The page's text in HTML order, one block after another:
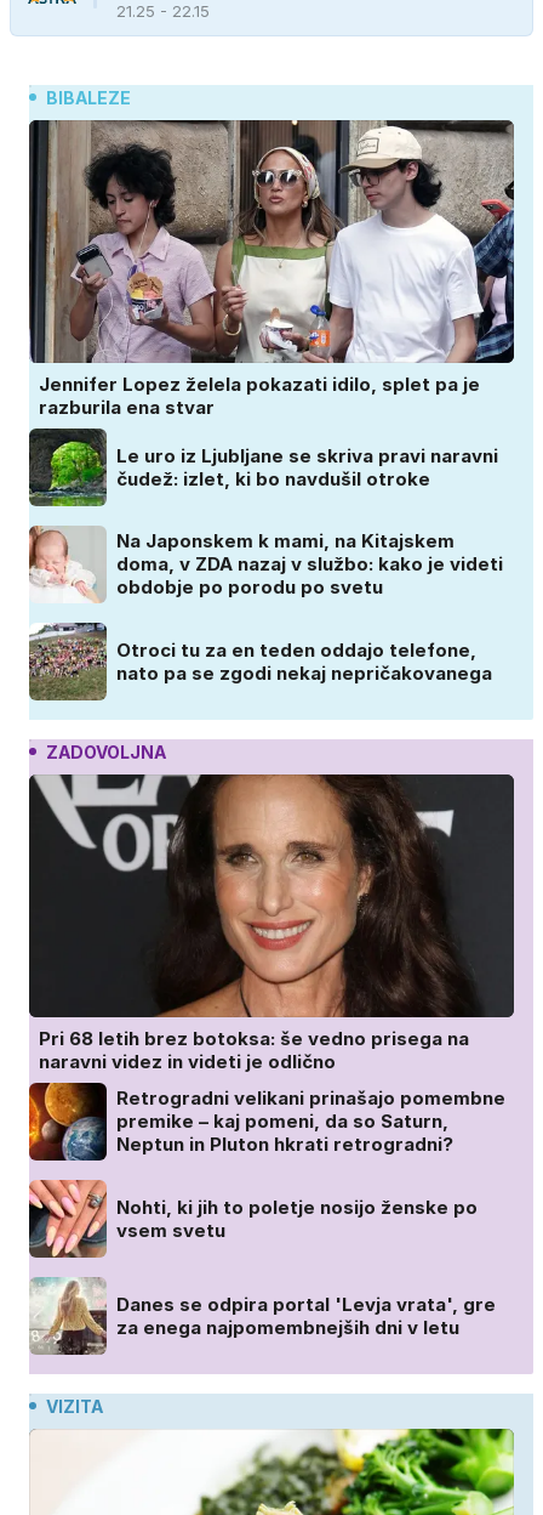
21.25 - 22.15
BIBALEZE
Jennifer Lopez želela pokazati idilo, splet pa je
razburila ena stvar
Le uro iz Ljubljane se skriva pravi naravni
čudež: izlet, ki bo navdušil otroke
Na Japonskem k mami, na Kitajskem
doma, v ZDA nazaj v službo: kako je videti
obdobje po porodu po svetu
Otroci tu za en teden oddajo telefone,
nato pa se zgodi nekaj nepričakovanega
ZADOVOLJNA
Pri 68 letih brez botoksa: še vedno prisega na
naravni videz in videti je odlično
Retrogradni velikani prinašajo pomembne
premike – kaj pomeni, da so Saturn,
Neptun in Pluton hkrati retrogradni?
Nohti, ki jih to poletje nosijo ženske po
vsem svetu
Danes se odpira portal 'Levja vrata', gre
za enega najpomembnejših dni v letu
VIZITA